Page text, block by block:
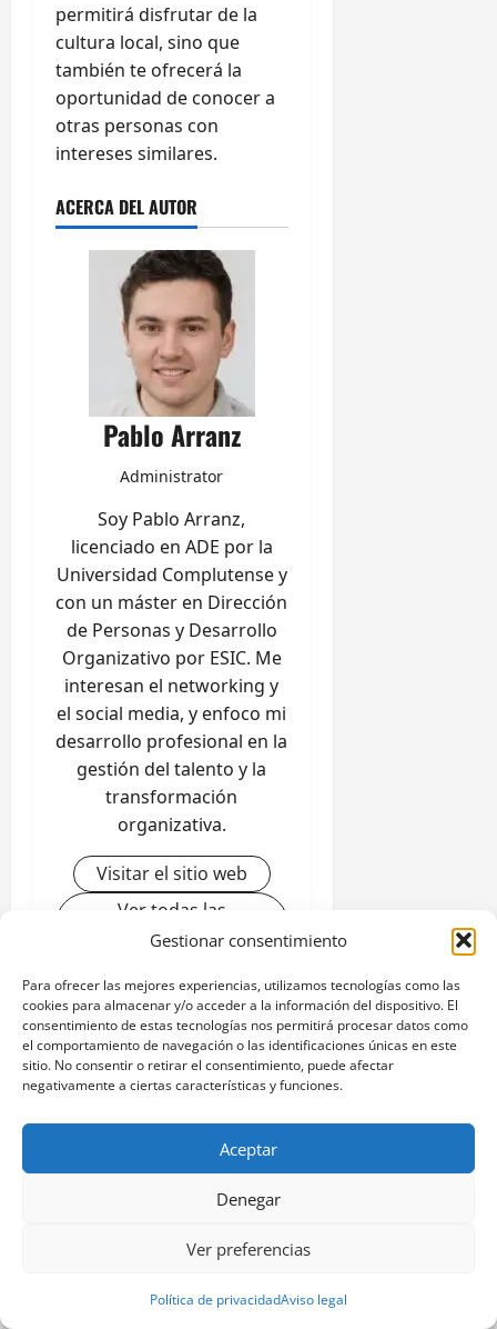
Gestionar consentimiento
Para ofrecer las mejores experiencias, utilizamos tecnologías como las
cookies para almacenar y/o acceder a la información del dispositivo. El
consentimiento de estas tecnologías nos permitirá procesar datos como
el comportamiento de navegación o las identificaciones únicas en este
sitio. No consentir o retirar el consentimiento, puede afectar
negativamente a ciertas características y funciones.
Aceptar
Denegar
Ver preferencias
Política de privacidadAviso legal
permitirá disfrutar de la
cultura local, sino que
también te ofrecerá la
oportunidad de conocer a
otras personas con
intereses similares.
ACERCA DEL AUTOR
Pablo Arranz
Administrator
Soy Pablo Arranz,
licenciado en ADE por la
Universidad Complutense y
con un máster en Dirección
de Personas y Desarrollo
Organizativo por ESIC. Me
interesan el networking y
el social media, y enfoco mi
desarrollo profesional en la
gestión del talento y la
transformación
organizativa.
Visitar el sitio web
Ver todas las
entradas
N
a
v
e
Anterior:
Actividades deportivas en Vigo:
opciones inclusivas para todos
los niveles
Siguiente:
Actividades recreativas para
mayores en Vigo: opciones
Deja una respuesta